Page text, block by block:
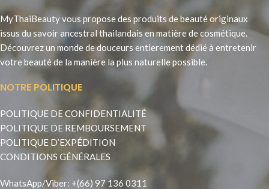
MyThaïBeauty vous propose des produits de beauté originaux
issus du savoir ancestral thailandais en matière de cosmétique.
Découvrez un monde de douceurs entierement dédié à entretenir
votre beauté de la manière la plus naturelle possible.
NOTRE POLITIQUE
POLITIQUE DE CONFIDENTIALITÉ
POLITIQUE DE REMBOURSEMENT
POLITIQUE D’EXPÉDITION
CONDITIONS GÉNÉRALES
WhatsApp/Viber: +(66) 97 136 0311